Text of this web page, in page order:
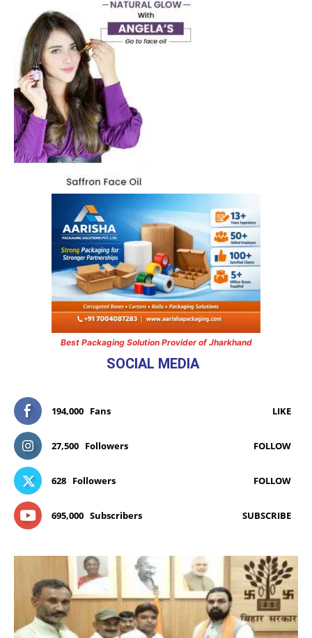
Best Packaging Solution Provider of Jharkhand
SOCIAL MEDIA
194,000 Fans LIKE
27,500 Followers FOLLOW
628 Followers FOLLOW
695,000 Subscribers SUBSCRIBE